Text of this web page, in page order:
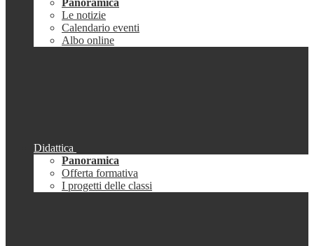
Panoramica
Le notizie
Calendario eventi
Albo online
Didattica
Panoramica
Offerta formativa
I progetti delle classi